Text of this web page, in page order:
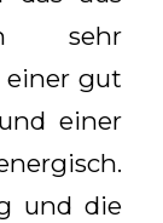
sehr
einer gut
einer
und die